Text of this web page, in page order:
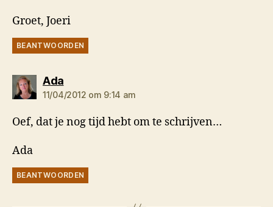
Groet, Joeri
BEANTWOORDEN
Adazegt:
11/04/2012 om 9:14 am
Oef, dat je nog tijd hebt om te schrijven…
Ada
BEANTWOORDEN